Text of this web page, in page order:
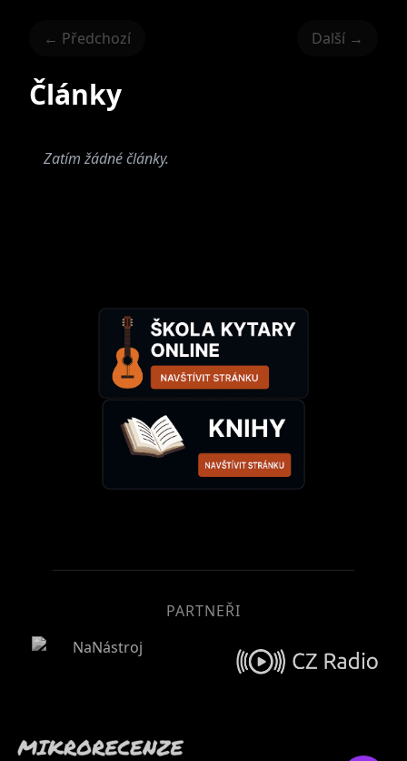
← Předchozí Další →
Články
Zatím žádné články.
PARTNEŘI